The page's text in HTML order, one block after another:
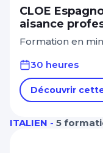
CLOE
aisance
Formation en
30 heures
Découvrir
ITALIEN - 5